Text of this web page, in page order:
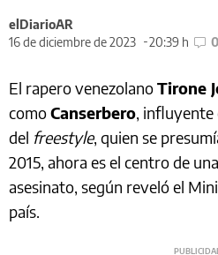
elDiarioAR
16 de diciembre de 2023
20:39 h 0
El rapero venezolanoTirone
comoCanserbero, influyente
del freestyle, quien se
2015, ahora es el centro de
asesinato, según reveló el
país.